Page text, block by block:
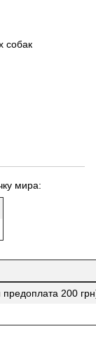
собак
мира:
200